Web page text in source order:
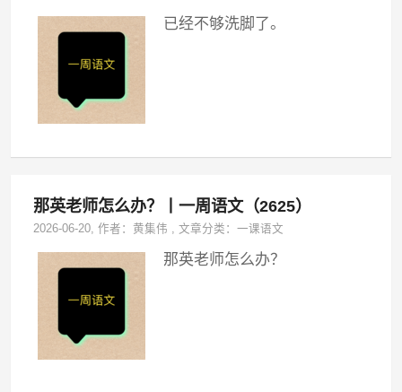
已经不够洗脚了。
那英老师怎么办？丨一周语文（2625）
2026-06-20, 作者：黄集伟 ,文章分类：一课语文
那英老师怎么办？